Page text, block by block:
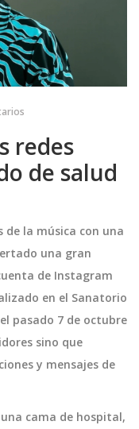
redes
de salud
de la música con una
una gran
de Instagram
en el Sanatorio
pasado 7 de octubre
sino que
y mensajes de
una cama de hospital,